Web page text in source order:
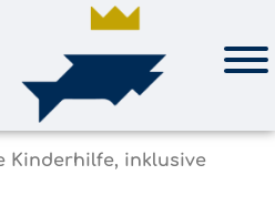
Kinderhilfe, inklusive